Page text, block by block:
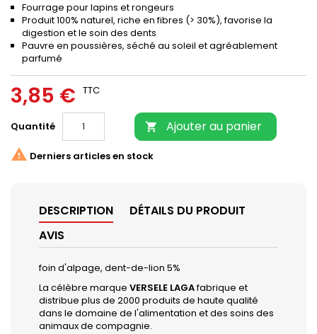
Fourrage pour lapins et rongeurs
Produit 100% naturel, riche en fibres (> 30%), favorise la
digestion et le soin des dents
Pauvre en poussières, séché au soleil et agréablement
parfumé
3,85 € TTC
Quantité  Ajouter au panier
 Derniers articles en stock
DESCRIPTION
DÉTAILS DU PRODUIT
AVIS
foin d'alpage, dent-de-lion 5%
La célèbre marque VERSELE LAGAfabrique et
distribue plus de 2000 produits de haute qualité
dans le domaine de l'alimentation et des soins des
animaux de compagnie.